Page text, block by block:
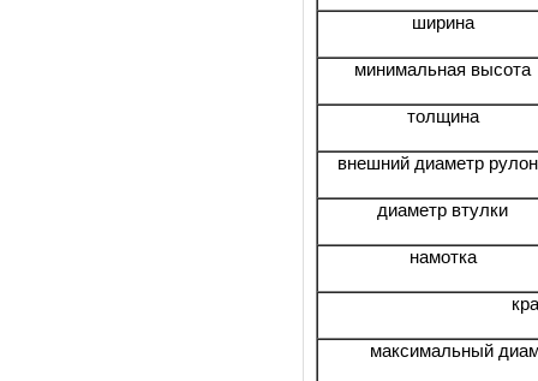
ширина
минимальная высота
толщина
внешний диаметр
диаметр втулки
намотка
максимальный